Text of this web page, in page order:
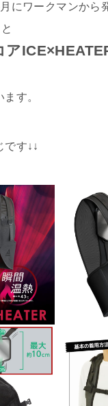
にワークマンから
ア
す。
です↓↓